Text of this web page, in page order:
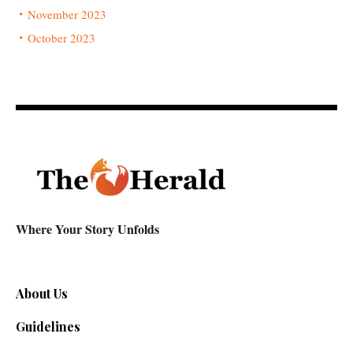
November 2023
October 2023
Where Your Story Unfolds
About Us
Guidelines